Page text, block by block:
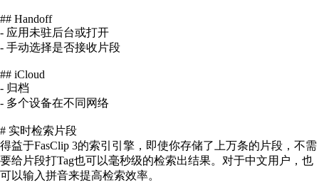
## Handoff
- 应用未驻后台或打开
- 手动选择是否接收片段
## iCloud
- 归档
- 多个设备在不同网络
# 实时检索片段
得益于FasClip 3的索引引擎，即使你存储了上万条的片段，不需
要给片段打Tag也可以毫秒级的检索出结果。对于中文用户，也
可以输入拼音来提高检索效率。